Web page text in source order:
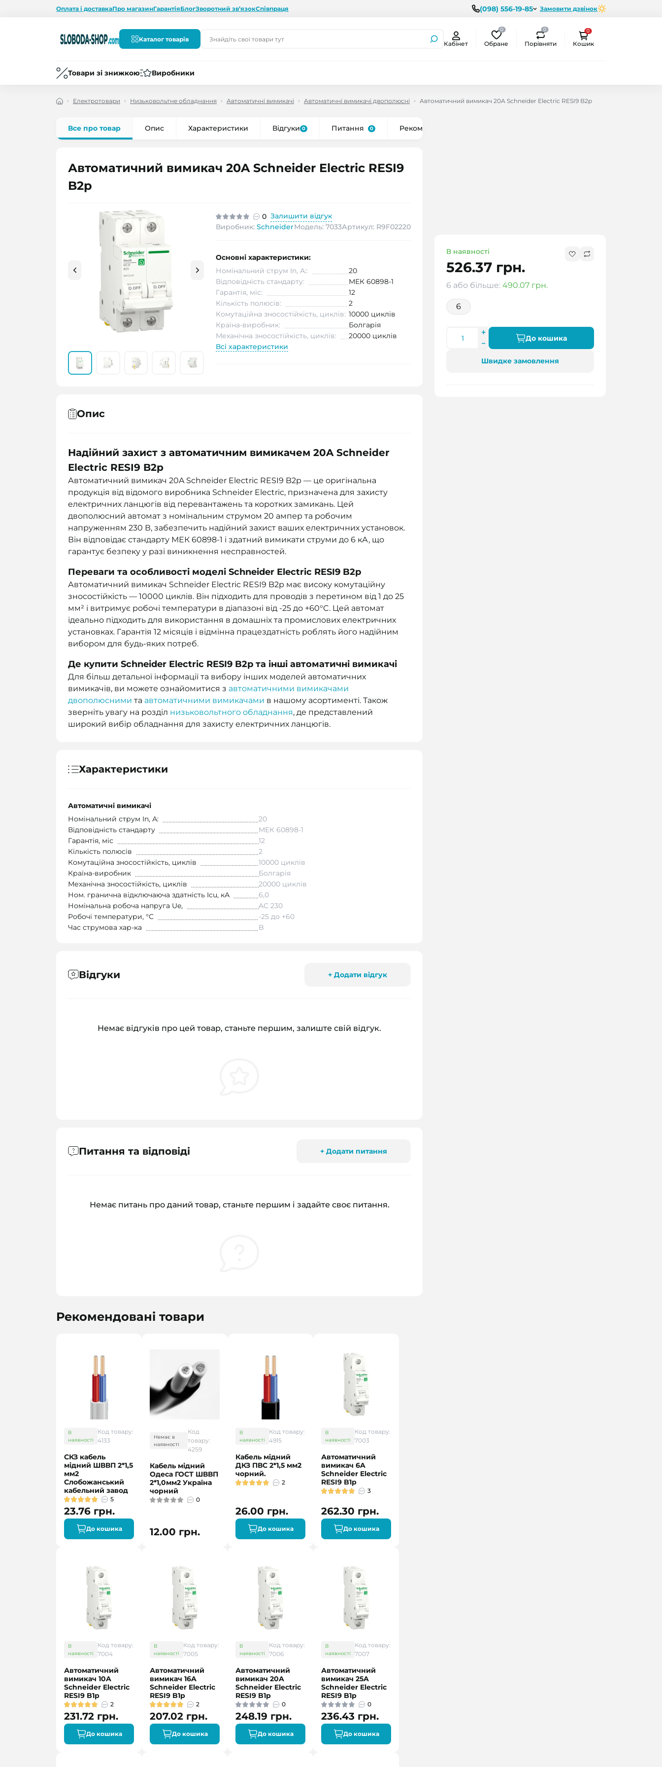
Оплата і доставкаПро магазинГарантіяБлогЗворотний зв’язокСпівпраця (098) 556-19-85 Замовити дзвінок
Каталог товарів
Кабінет
0
Обране
0
Порівняти
0
Кошик
Товари зі знижкою Виробники
Електротовари Низьковольтне обладнання Автоматичні вимикачі Автоматичні вимикачі двополюсні Автоматичний вимикач 20A Schneider Electric RESI9 B2р
Все про товар Опис Характеристики Відгуки 0 Питання 0 Рекомендуємо
Автоматичний вимикач 20A Schneider Electric RESI9
B2р
0 Залишити відгук
Виробник: SchneiderМодель: 7033Артикул: R9F02220
В наявності
526.37 грн.
6 або більше: 490.07 грн.
6
До кошика
Швидке замовлення
Основні характеристики:
Номінальний струм In, А::
20
Відповідність стандарту:
МЕК 60898-1
Гарантія, міс:
12
Кількість полюсів:
2
Комутаційна зносостійкість, циклів: 10000 циклів
Країна-виробник:
Болгарія
Механічна зносостійкість, циклів:
20000 циклів
Всі характеристики
Опис
Надійний захист з автоматичним вимикачем 20A Schneider
Electric RESI9 B2р
Автоматичний вимикач 20A Schneider Electric RESI9 B2р — це оригінальна
продукція від відомого виробника Schneider Electric, призначена для захисту
електричних ланцюгів від перевантажень та коротких замикань. Цей
двополюсний автомат з номінальним струмом 20 ампер та робочим
напруженням 230 В, забезпечить надійний захист ваших електричних установок.
Він відповідає стандарту МЕК 60898-1 і здатний вимикати струми до 6 кА, що
гарантує безпеку у разі виникнення несправностей.
Переваги та особливості моделі Schneider Electric RESI9 B2р
Автоматичний вимикач Schneider Electric RESI9 B2р має високу комутаційну
зносостійкість — 10000 циклів. Він підходить для проводів з перетином від 1 до 25
мм² і витримує робочі температури в діапазоні від -25 до +60°C. Цей автомат
ідеально підходить для використання в домашніх та промислових електричних
установках. Гарантія 12 місяців і відмінна працездатність роблять його надійним
вибором для будь-яких потреб.
Де купити Schneider Electric RESI9 B2р та інші автоматичні вимикачі
Для більш детальної інформації та вибору інших моделей автоматичних
вимикачів, ви можете ознайомитися з автоматичними вимикачами
двополюсними та автоматичними вимикачами в нашому асортименті. Також
зверніть увагу на розділ низьковольтного обладнання, де представлений
широкий вибір обладнання для захисту електричних ланцюгів.
Характеристики
Автоматичні вимикачі
Номінальний струм In, А:
20
Відповідність стандарту
МЕК 60898-1
Гарантія, міс
12
Кількість полюсів
2
Комутаційна зносостійкість, циклів
10000 циклів
Країна-виробник
Болгарія
Механічна зносостійкість, циклів
20000 циклів
Ном. гранична відключаюча здатність Icu, кА
6,0
Номінальна робоча напруга Ue,
AC 230
Робочі температури, °С
-25 до +60
Час струмова хар-ка
B
Відгуки + Додати відгук
Немає відгуків про цей товар, станьте першим, залиште свій відгук.
Питання та відповіді + Додати питання
Немає питань про даний товар, станьте першим і задайте своє питання.
Рекомендовані товари
В
наявності
Код товару:
4133
СКЗ кабель
мідний ШВВП 2*1,5
мм2
Слобожанський
кабельний завод
5
23.76 грн.
До кошика
Немає в
наявності
Код
товару:
4259
Кабель мідний
Одеса ГОСТ ШВВП
2*1,0мм2 Україна
чорний
0
12.00 грн.
В
наявності
Код товару:
4915
Кабель мідний
ДКЗ ПВС 2*1,5 мм2
чорний.
2
26.00 грн.
До кошика
В
наявності
Код товару:
7003
Автоматичний
вимикач 6A
Schneider Electric
RESI9 B1р
3
262.30 грн.
До кошика
В
наявності
Код товару:
7004
Автоматичний
вимикач 10A
Schneider Electric
RESI9 B1р
2
231.72 грн.
До кошика
В
наявності
Код товару:
7005
Автоматичний
вимикач 16A
Schneider Electric
RESI9 B1р
2
207.02 грн.
До кошика
В
наявності
Код товару:
7006
Автоматичний
вимикач 20A
Schneider Electric
RESI9 B1р
0
248.19 грн.
До кошика
В
наявності
Код товару:
7007
Автоматичний
вимикач 25A
Schneider Electric
RESI9 B1р
0
236.43 грн.
До кошика